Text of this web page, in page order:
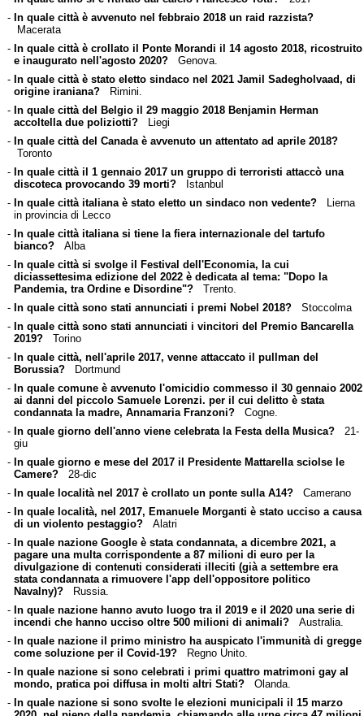
- In quale città è avvenuto nel febbraio 2018 un raid razzista?
Macerata
- In quale città è crollato il Ponte Morandi il 14 agosto 2018, ricostruito
e inaugurato nell'agosto 2020?Genova.
- In quale città è stato eletto sindaco nel 2021 Jamil Sadegholvaad, di
origine iraniana?Rimini.
- In quale città del Belgio il 29 maggio 2018 Benjamin Herman
accoltella due poliziotti?Liegi
- In quale città del Canada è avvenuto un attentato ad aprile 2018?
Toronto
- In quale città il 1 gennaio 2017 un gruppo di terroristi attaccò una
discoteca provocando 39 morti?Istanbul
- In quale città italiana è stato eletto un sindaco non vedente?Lierna
in provincia di Lecco
- In quale città italiana si tiene la fiera internazionale del tartufo
bianco?Alba
- In quale città si svolge il Festival dell'Economia, la cui
diciassettesima edizione del 2022 è dedicata al tema: "Dopo la
Pandemia, tra Ordine e Disordine"?Trento.
- In quale città sono stati annunciati i premi Nobel 2018?Stoccolma
- In quale città sono stati annunciati i vincitori del Premio Bancarella
2019?Torino
- In quale città, nell'aprile 2017, venne attaccato il pullman del
Borussia?Dortmund
- In quale comune è avvenuto l'omicidio commesso il 30 gennaio 2002
ai danni del piccolo Samuele Lorenzi. per il cui delitto è stata
condannata la madre, Annamaria Franzoni?Cogne.
- In quale giorno dell'anno viene celebrata la Festa della Musica?21-
giu
- In quale giorno e mese del 2017 il Presidente Mattarella sciolse le
Camere?28-dic
- In quale località nel 2017 è crollato un ponte sulla A14?Camerano
- In quale località, nel 2017, Emanuele Morganti è stato ucciso a causa
di un violento pestaggio?Alatri
- In quale nazione Google è stata condannata, a dicembre 2021, a
pagare una multa corrispondente a 87 milioni di euro per la
divulgazione di contenuti considerati illeciti (già a settembre era
stata condannata a rimuovere l'app dell'oppositore politico
Navalny)?Russia.
- In quale nazione hanno avuto luogo tra il 2019 e il 2020 una serie di
incendi che hanno ucciso oltre 500 milioni di animali?Australia.
- In quale nazione il primo ministro ha auspicato l'immunità di gregge
come soluzione per il Covid-19?Regno Unito.
- In quale nazione si sono celebrati i primi quattro matrimoni gay al
mondo, pratica poi diffusa in molti altri Stati?Olanda.
- In quale nazione si sono svolte le elezioni municipali il 15 marzo